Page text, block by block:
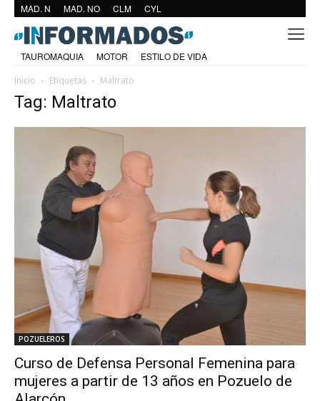
MAD. N MAD. NO CLM CYL
TAUROMAQUIA MOTOR
ESTILO DE VIDA
Inicio
Etiquetas Maltrato
Tag: Maltrato
POZUELEROS
Curso de Defensa Personal Femenina para
mujeres a partir de 13 años en Pozuelo de